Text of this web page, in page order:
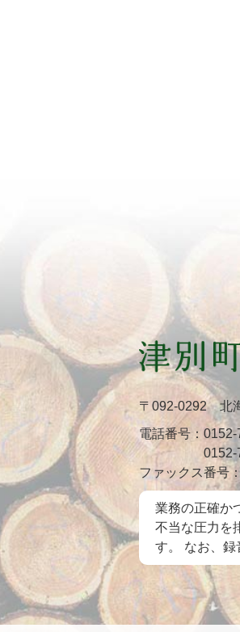
〒092-0292 北
電話番号： 0152-
0152-
ファックス番号
業務の正確か
不当な圧力を
す。 なお、録